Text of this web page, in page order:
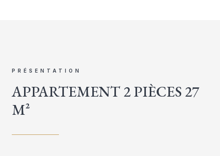
PRÉSENTATION
APPARTEMENT 2 PIÈCES 27
M²